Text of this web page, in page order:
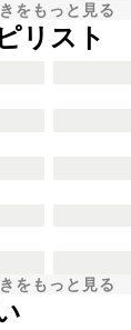
をもっと見る
リスト
をもっと見る